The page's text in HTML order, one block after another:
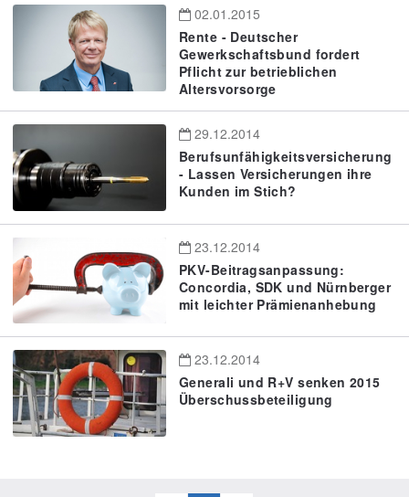
02.01.2015
Rente - Deutscher
Gewerkschaftsbund fordert
Pflicht zur betrieblichen
Altersvorsorge
29.12.2014
Berufsunfähigkeitsversicherung
- Lassen Versicherungen ihre
Kunden im Stich?
23.12.2014
PKV-Beitragsanpassung:
Concordia, SDK und Nürnberger
mit leichter Prämienanhebung
23.12.2014
Generali und R+V senken 2015
Überschussbeteiligung